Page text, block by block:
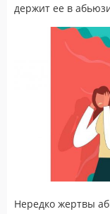
держит ее в
Нередко жертвы